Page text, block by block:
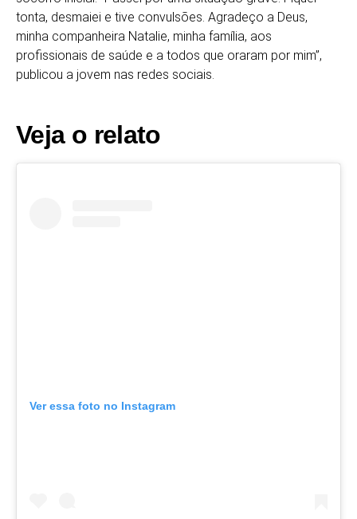
tonta, desmaiei e tive convulsões. Agradeço a Deus,
minha companheira Natalie, minha família, aos
profissionais de saúde e a todos que oraram por mim”,
publicou a jovem nas redes sociais.
Veja o relato
Ver essa foto no Instagram